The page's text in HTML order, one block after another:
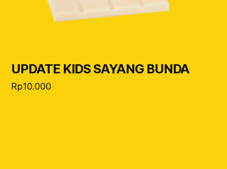
UPDATE KIDS SAYANG BUNDA
Rp10.000